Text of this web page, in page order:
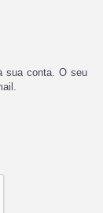
sua conta. O seu